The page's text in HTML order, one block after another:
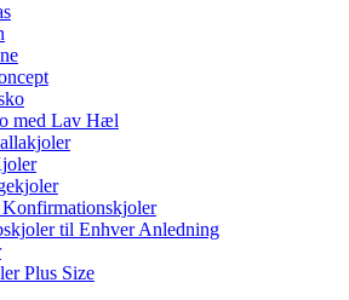
med Lav Hæl
Konfirmationskjoler
til Enhver Anledning
Plus Size